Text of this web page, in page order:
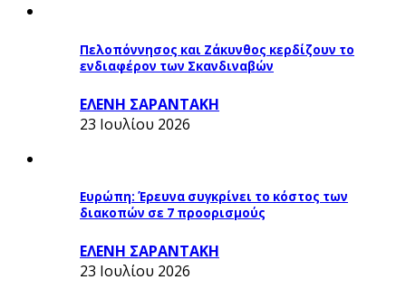
Πελοπόννησος και Ζάκυνθος κερδίζουν το
ενδιαφέρον των Σκανδιναβών
ΕΛΕΝΗ ΣΑΡΑΝΤΑΚΗ
23 Ιουλίου 2026
Ευρώπη: Έρευνα συγκρίνει το κόστος των
διακοπών σε 7 προορισμούς
ΕΛΕΝΗ ΣΑΡΑΝΤΑΚΗ
23 Ιουλίου 2026